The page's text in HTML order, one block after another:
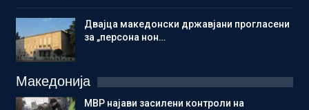
Двајца македонски државјани прогласени
за „персона нон…
Македонија
МВР најави засилени контроли на